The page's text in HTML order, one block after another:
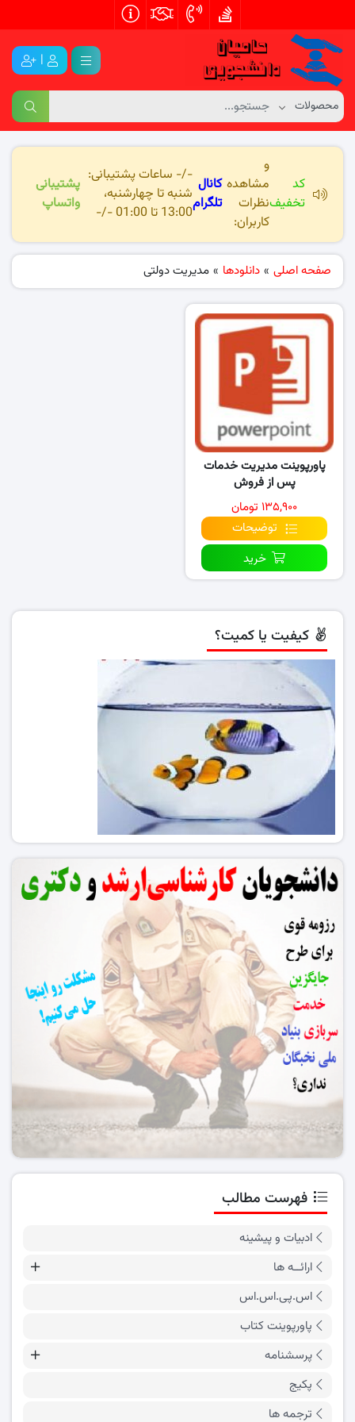
|
کد
تخفیف
و
مشاهده
نظرات
کاربران:
کانال
تلگرام
-/- ساعات پشتیبانی:
شنبه تا چهارشنبه،
13:00 تا 01:00 -/-
پشتیبانی
واتساپ
صفحه اصلی » دانلودها » مدیریت دولتی
پاورپوینت مدیریت خدمات
پس از فروش
۱۳۵,۹۰۰ تومان
توضیحات
خرید
کیفیت یا کمیت؟
فهرست مطالب
ادبیات و پیشینه
ارائــه ها
اس.پی.اس.اس
پاورپوینت کتاب
پرسشنامه
پکیج
ترجمه ها